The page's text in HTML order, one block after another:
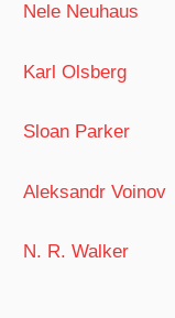
Nele Neuhaus
Karl Olsberg
Sloan Parker
Aleksandr Voinov
N. R. Walker